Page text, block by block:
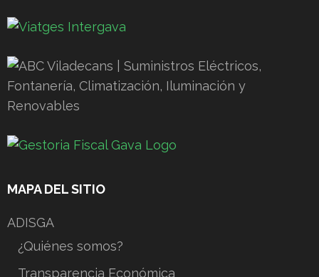
MAPA DEL SITIO
ADISGA
¿Quiénes somos?
Transparencia Económica